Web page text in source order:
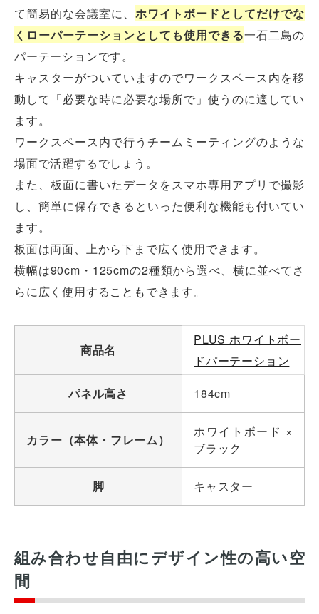
て簡易的な会議室に、ホワイトボードとしてだけでな
くローパーテーションとしても使用できる一石二鳥の
パーテーションです。
キャスターがついていますのでワークスペース内を移
動して「必要な時に必要な場所で」使うのに適してい
ます。
ワークスペース内で行うチームミーティングのような
場面で活躍するでしょう。
また、板面に書いたデータをスマホ専用アプリで撮影
し、簡単に保存できるといった便利な機能も付いてい
ます。
板面は両面、上から下まで広く使用できます。
横幅は90cm・125cmの2種類から選べ、横に並べてさ
らに広く使用することもできます。
商品名
PLUS ホワイトボー
ドパーテーション
パネル高さ
184cm
カラー（本体・フレーム）
ホワイトボード ×
ブラック
脚 キャスター
組み合わせ自由にデザイン性の高い空
間